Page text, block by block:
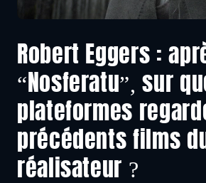
Robert Eggers :
“Nosferatu”, sur
plateformes
précédents films du
réalisateur ?